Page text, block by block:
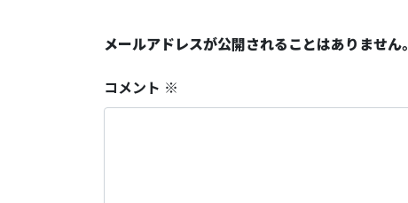
メールアドレスが公開されることはありません。
コメント ※